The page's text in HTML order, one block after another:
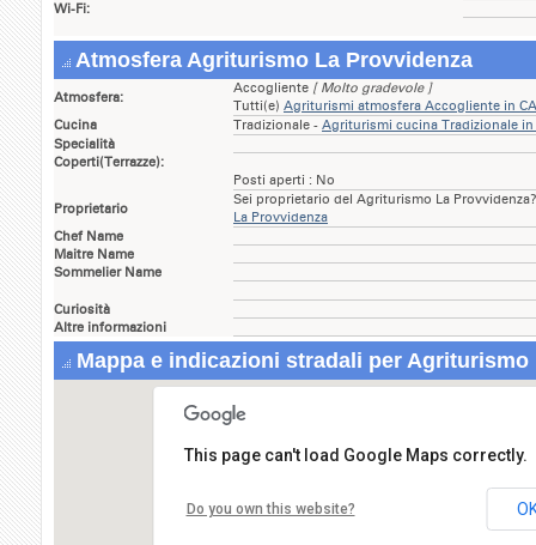
Wi-Fi:
Atmosfera Agriturismo La Provvidenza
Atmosfera:
Accogliente [ Molto gradevole ]
Tutti(e) Agriturismi atmosfera Accogliente in
Cucina
Tradizionale - Agriturismi cucina Tradizionale in
Specialità
Coperti(Terrazze):
Posti aperti : No
Proprietario
Sei proprietario del Agriturismo La
La Provvidenza
Chef Name
Maitre Name
Sommelier Name
Curiosità
Altre informazioni
Mappa e indicazioni stradali per Agriturismo
Agriturismo La Provvidenza
Via Sabatella Scigliati,20
84047 CAPACCIO
This page can't load Google Maps correctly.
Do you own this website?